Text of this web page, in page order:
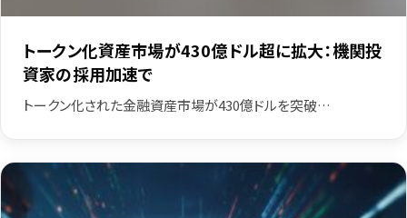
トークン化資産市場が430億ドル超に拡大：機関投
資家の採用加速で
トークン化された金融資産市場が430億ドルを突破…